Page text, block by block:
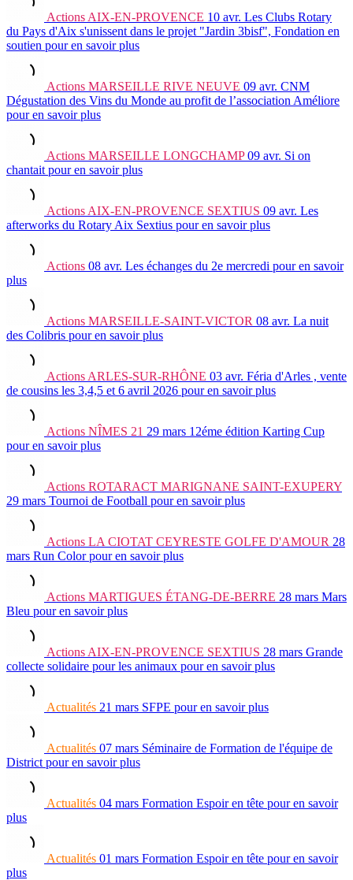
Actions AIX-EN-PROVENCE 10 avr. Les Clubs Rotary
du Pays d'Aix s'unissent dans le projet "Jardin 3bisf", Fondation en
soutien pour en savoir plus
Actions MARSEILLE RIVE NEUVE 09 avr. CNM
Dégustation des Vins du Monde au profit de l’association Améliore
pour en savoir plus
Actions MARSEILLE LONGCHAMP 09 avr. Si on
chantait pour en savoir plus
Actions AIX-EN-PROVENCE SEXTIUS 09 avr. Les
afterworks du Rotary Aix Sextius pour en savoir plus
Actions 08 avr. Les échanges du 2e mercredi pour en savoir
plus
Actions MARSEILLE-SAINT-VICTOR 08 avr. La nuit
des Colibris pour en savoir plus
Actions ARLES-SUR-RHÔNE 03 avr. Féria d'Arles , vente
de cousins les 3,4,5 et 6 avril 2026 pour en savoir plus
Actions NÎMES 21 29 mars 12éme édition Karting Cup
pour en savoir plus
Actions ROTARACT MARIGNANE SAINT-EXUPERY
29 mars Tournoi de Football pour en savoir plus
Actions LA CIOTAT CEYRESTE GOLFE D'AMOUR 28
mars Run Color pour en savoir plus
Actions MARTIGUES ÉTANG-DE-BERRE 28 mars Mars
Bleu pour en savoir plus
Actions AIX-EN-PROVENCE SEXTIUS 28 mars Grande
collecte solidaire pour les animaux pour en savoir plus
Actualités 21 mars SFPE pour en savoir plus
Actualités 07 mars Séminaire de Formation de l'équipe de
District pour en savoir plus
Actualités 04 mars Formation Espoir en tête pour en savoir
plus
Actualités 01 mars Formation Espoir en tête pour en savoir
plus